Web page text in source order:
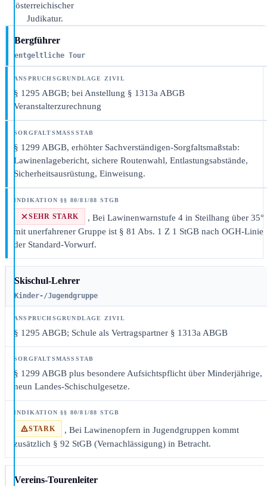
österreichischer
Judikatur.
Bergführer
entgeltliche Tour
§ 1295 ABGB; bei Anstellung § 1313a ABGB
Veranstalterzurechnung
§ 1299 ABGB, erhöhter Sachverständigen-Sorgfaltsmaßstab:
Lawinenlagebericht, sichere Routenwahl, Entlastungsabstände,
Sicherheitsausrüstung, Einweisung.
SEHR STARK
, Bei Lawinenwarnstufe 4 in Steilhang über 35°
mit unerfahrener Gruppe ist § 81 Abs. 1 Z 1 StGB nach OGH-Linie
der Standard-Vorwurf.
Skischul-Lehrer
Kinder-/Jugendgruppe
§ 1295 ABGB; Schule als Vertragspartner § 1313a ABGB
§ 1299 ABGB plus besondere Aufsichtspflicht über Minderjährige,
neun Landes-Schischulgesetze.
STARK
, Bei Lawinenopfern in Jugendgruppen kommt
zusätzlich § 92 StGB (Vernachlässigung) in Betracht.
Vereins-Tourenleiter